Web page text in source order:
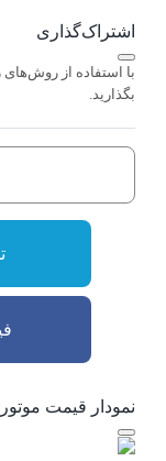
اشتراک‌گذاری
با استفاده از
بگذارید.
نمودار قیمت موتور